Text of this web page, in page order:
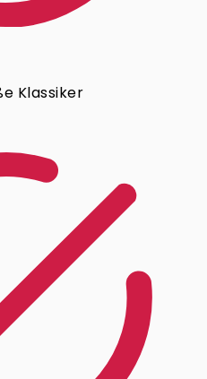
Klassiker